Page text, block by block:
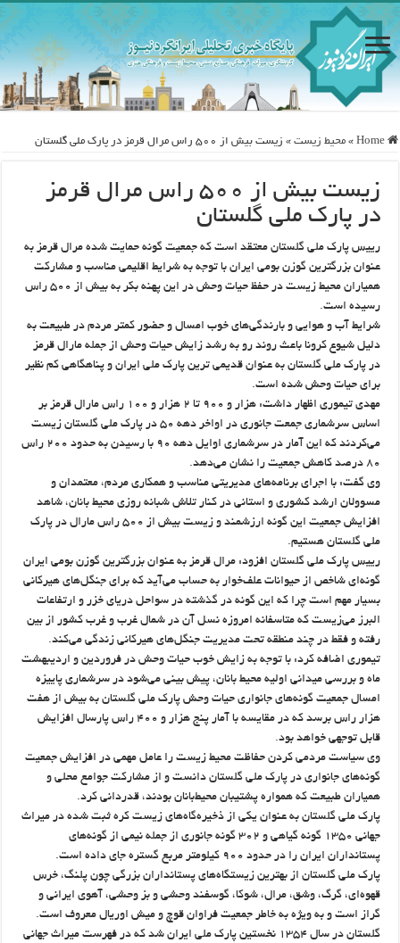
Home
» محيط زيست » زیست بیش از ۵۰۰ راس مرال قرمز در پارک ملی گلستان
زیست بیش از ۵۰۰ راس مرال قرمز
در پارک ملی گلستان
رییس پارک ملی گلستان معتقد است که جمعیت گونه حمایت شده مرال قرمز به
عنوان بزرگترین گوزن بومی ایران با توجه به شرایط اقلیمی مناسب و مشارکت
همیاران محیط زیست در حفظ حیات وحش در این پهنه بکر به بیش از ۵۰۰ راس
رسیده است.
شرایط آب و هوایی و بارندگی‌های خوب امسال و حضور کمتر مردم در طبیعت به
دلیل شیوع کرونا باعث روند رو به رشد زایش حیات وحش از جمله مارال قرمز
در پارک ملی گلستان به عنوان قدیمی ترین پارک ملی ایران و پناهگاهی کم نظیر
برای حیات وحش شده است.
مهدی تیموری اظهار داشت: هزار و ۹۰۰ تا ۲ هزار و ۱۰۰ راس مارال قرمز بر
اساس سرشماری جمعت جانوری در اواخر دهه ۵۰ در پارک ملی گلستان زیست
می‌کردند که این آمار در سرشماری اوایل دهه ۹۰ با رسیدن به حدود ۲۰۰ راس
۸۰ درصد کاهش جمعیت را نشان می‌دهد.
وی گفت: با اجرای برنامه‌های مدیریتی مناسب و همکاری مردم، معتمدان و
مسوولان ارشد کشوری و استانی در کنار تلاش شبانه روزی محیط بانان، شاهد
افزایش جمعیت این گونه ارزشمند و زیست بیش از ۵۰۰ راس مارال در پارک
ملی گلستان هستیم.
رییس پارک ملی گلستان افزود: مرال قرمز به عنوان بزرگترین گوزن بومی ایران
گونه‌ای‌ شاخص از حیوانات علف‌خوار به حساب می‌آید که برای جنگل‌های هیرکانی
بسیار مهم است چرا که این گونه در گذشته در سواحل دریای خزر و ارتفاعات
البرز می‌زیست که متاسفانه امروزه نسل آن در شمال غرب و غرب کشور از بین
رفته و فقط در چند منطقه تحت مدیریت جنگل‌های هیرکانی زندگی می‌کند.
تیموری اضافه کرد: با توجه به زایش خوب حیات وحش در فروردین و اردیبهشت
ماه و بررسی میدانی اولیه محیط بانان، پیش بینی می‌شود در سرشماری پاییزه
امسال جمعیت گونه‌های جانواری حیات وحش پارک ملی گلستان به بیش از هفت
هزار راس برسد که در مقایسه با آمار پنج هزار و ۴۰۰ راس پارسال افزایش
قابل توجهی خواهد بود.
وی سیاست مردمی کردن حفاظت محیط زیست را عامل مهمی در افزایش جمعیت
گونه‌های جانواری در پارک ملی گلستان دانست و از مشارکت جوامع محلی و
همیاران طبیعت که همواره پشتیبان محیط‌بانان بودند، قدردانی کرد.
پارک ملی گلستان به عنوان یکی از ذخیره‌گاه‌های زیست کره ثبت شده در میراث
جهانی ۱۳۵۰ گونه گیاهی و ۳۰۲ گونه جانوری از جمله نیمی از گونه‌های
پستانداران ایران را در حدود ۹۰۰ کیلومتر مربع گستره جای داده است.
پارک ملی گلستان از بهترین زیستگاه‌های پستانداران بزرگی چون پلنگ، خرس
قهوه‌ای، گرگ، وشق، مرال، شوکا، گوسفند وحشی و بز وحشی، آهوی ایرانی و
گراز است و به ویژه به خاطر جمعیت فراوان قوچ و میش اوریال معروف است.
گلستان در سال ۱۳۵۴ نخستین پارک ملی ایران شد که در فهرست میراث جهانی